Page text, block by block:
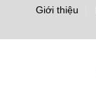
Giới thiệu